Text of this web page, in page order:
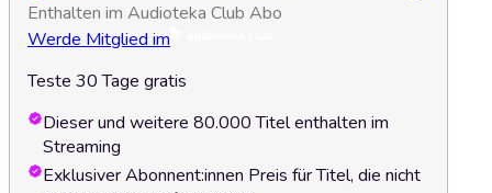
Enthalten im Audioteka Club Abo
Werde Mitglied im
Teste 30 Tage gratis
Dieser und weitere 80.000 Titel enthalten im
Streaming
Exklusiver Abonnent:innen Preis für Titel, die nicht